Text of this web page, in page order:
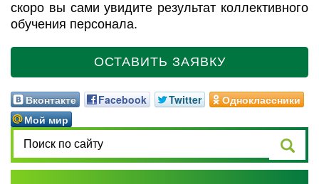
скоро вы сами увидите результат коллективного
обучения персонала.
ОСТАВИТЬ ЗАЯВКУ
Вконтакте Facebook Twitter
Одноклассники
Мой мир